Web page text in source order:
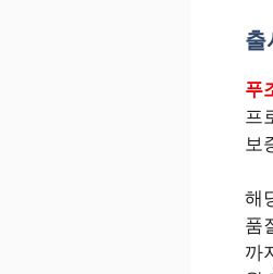
출
푸
프
보
해
품
까